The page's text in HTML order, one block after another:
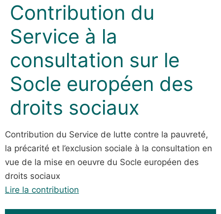
Contribution du
Service à la
consultation sur le
Socle européen des
droits sociaux
Contribution du Service de lutte contre la pauvreté,
la précarité et l’exclusion sociale à la consultation en
vue de la mise en oeuvre du Socle européen des
droits sociaux
Lire la contribution